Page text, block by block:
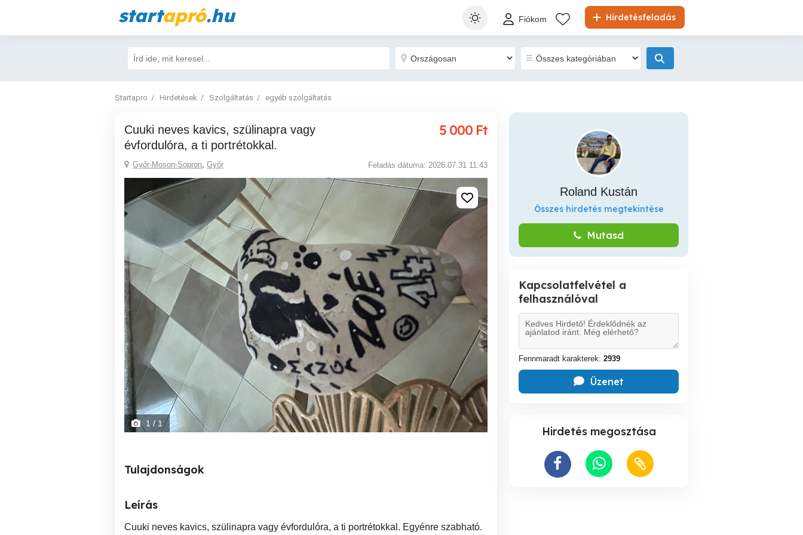
startapró.hu Hirdetésfeladás
Fiókom
Startapro Hirdetések Szolgáltatás egyéb szolgáltatás
Cuuki neves kavics, szülinapra vagy
évfordulóra, a ti portrétokkal.
5 000 Ft
Győr-Moson-Sopron, Győr Feladás dátuma: 2026.07.31 11:43
1 / 1
Tulajdonságok
Leírás
Cuuki neves kavics, szülinapra vagy évfordulóra, a ti portrétokkal. Egyénre szabható.
Roland Kustán
Összes hirdetés megtekintése
Mutasd
Kapcsolatfelvétel a
felhasználóval
Fennmaradt karakterek: 2939
Üzenet
Hirdetés megosztása